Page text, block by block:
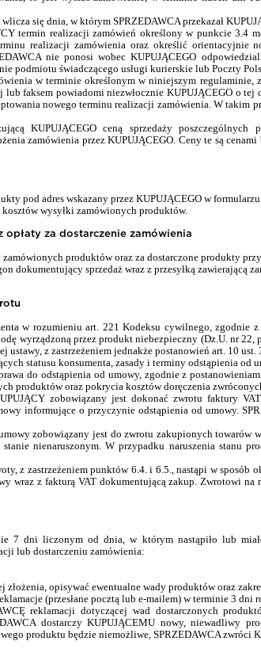
się dnia, w którym SPRZEDAWCA przekazał
termin realizacji zamówień określony w punkcie 3.4
realizacji zamówienia oraz określić
nie ponosi wobec KUPUJĄCEGO
podmiotu świadczącego usługi kurierskie lub Poczty
w terminie określonym w niniejszym
faksem powiadomi niezwłocznie KUPUJĄCEGO o
nowego terminu realizacji zamówienia. W takim
KUPUJĄCEGO ceną sprzedaży
zamówienia przez KUPUJĄCEGO. Ceny te są
pod adres wskazany przez KUPUJĄCEGO w
wysyłki zamówionych produktów.
za dostarczenie zamówienia
zamówionych produktów oraz za dostarczone produkty
dokumentujący sprzedaż wraz z przesyłką zawierającą
w rozumieniu art. 221 Kodeksu cywilnego,
wyrządzoną przez produkt niebezpieczny (Dz.U. nr
ustawy, z zastrzeżeniem jednakże postanowień art. 10 ust.
statusu konsumenta, zasady i terminy odstąpienia od
do odstąpienia od umowy, zgodnie z
produktów oraz pokrycia kosztów doręczenia
zobowiązany jest dokonać zwrotu faktury
informujące o przyczynie odstąpienia od umowy.
zobowiązany jest do zwrotu zakupionych towarów
nienaruszonym. W przypadku naruszenia stanu
z zastrzeżeniem punktów 6.4. i 6.5., nastąpi w
wraz z fakturą VAT dokumentującą zakup. Zwrotowi
7 dni liczonym od dnia, w którym nastąpiło lub
lub dostarczeniu zamówienia:
opisywać ewentualne wady produktów oraz
(przesłane pocztą lub e-mailem) w terminie 3 dni
reklamacji dotyczącej wad dostarczonych
dostarczy KUPUJĄCEMU nowy, niewadliwy
produktu będzie niemożliwe, SPRZEDAWCA zwróci